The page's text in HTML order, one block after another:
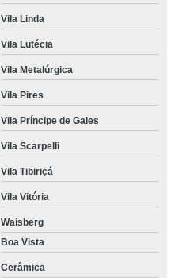
Vila Linda
Vila Lutécia
Vila Metalúrgica
Vila Pires
Vila Príncipe de Gales
Vila Scarpelli
Vila Tibiriçá
Vila Vitória
Waisberg
Boa Vista
Cerâmica